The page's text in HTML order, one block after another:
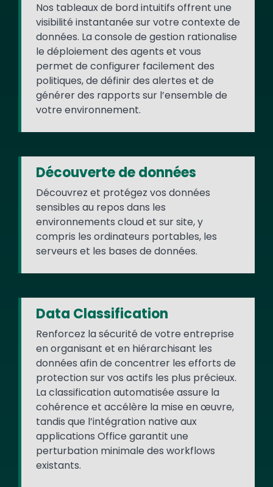
Nos tableaux de bord intuitifs offrent une
visibilité instantanée sur votre contexte de
données. La console de gestion rationalise
le déploiement des agents et vous
permet de configurer facilement des
politiques, de définir des alertes et de
générer des rapports sur l’ensemble de
votre environnement.
Découverte de données
Découvrez et protégez vos données
sensibles au repos dans les
environnements cloud et sur site, y
compris les ordinateurs portables, les
serveurs et les bases de données.
Data Classification
Renforcez la sécurité de votre entreprise
en organisant et en hiérarchisant les
données afin de concentrer les efforts de
protection sur vos actifs les plus précieux.
La classification automatisée assure la
cohérence et accélère la mise en œuvre,
tandis que l’intégration native aux
applications Office garantit une
perturbation minimale des workflows
existants.